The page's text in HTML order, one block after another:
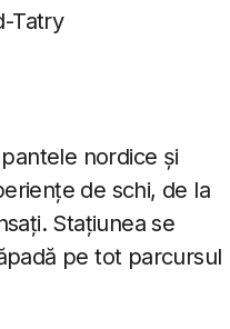
Tatry
nordice și
de schi, de la
Stațiunea se
pe tot parcursul